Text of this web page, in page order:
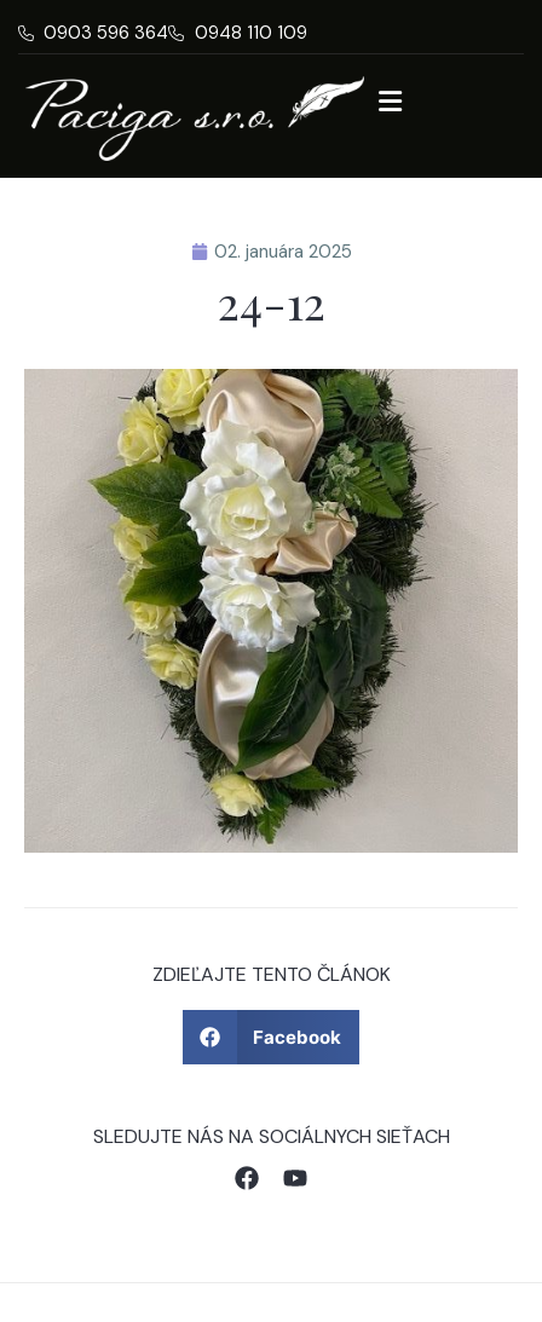
0903 596 364 0948 110 109
ZDIEĽAJTE TENTO ČLÁNOK
Facebook
SLEDUJTE NÁS NA SOCIÁLNYCH SIEŤACH
02. januára 2025
24-12